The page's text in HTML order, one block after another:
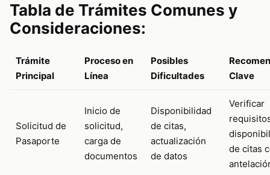
Tabla de Trámites Comunes y
Consideraciones:
Trámite
Principal
Proceso en
Línea
Posibles
Dificultades
Clave
Solicitud de
Pasaporte
Inicio de
solicitud,
carga de
documentos
Disponibilidad
de citas,
actualización
de datos
Verificar
de citas